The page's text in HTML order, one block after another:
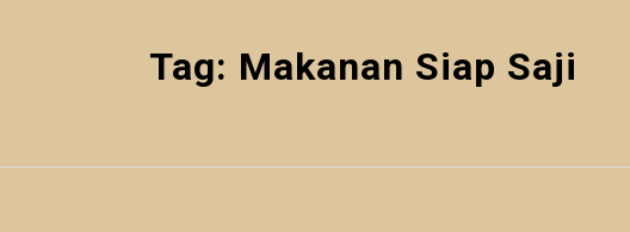
Tag: Makanan Siap Saji